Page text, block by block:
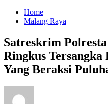
Home
Malang Raya
Satreskrim
Ringkus
Yang Beraksi